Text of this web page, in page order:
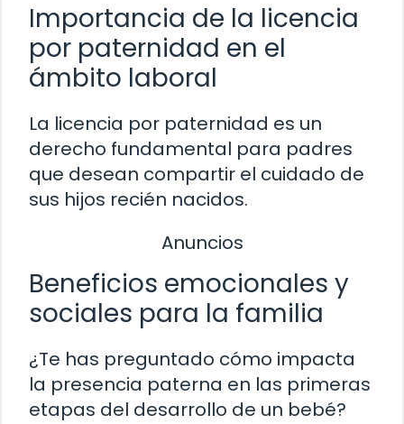
Importancia de la licencia
por paternidad en el
ámbito laboral
La licencia por paternidad es un
derecho fundamental para padres
que desean compartir el cuidado de
sus hijos recién nacidos.
Anuncios
Beneficios emocionales y
sociales para la familia
¿Te has preguntado cómo impacta
la presencia paterna en las primeras
etapas del desarrollo de un bebé?